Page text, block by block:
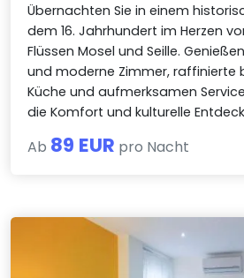
Übernachten Sie in einem
dem 16. Jahrhundert im Herzen
Flüssen Mosel und Seille.
und moderne Zimmer, raffinierte
Küche und aufmerksamen
die Komfort und kulturelle
Ab 89 EUR pro Nacht